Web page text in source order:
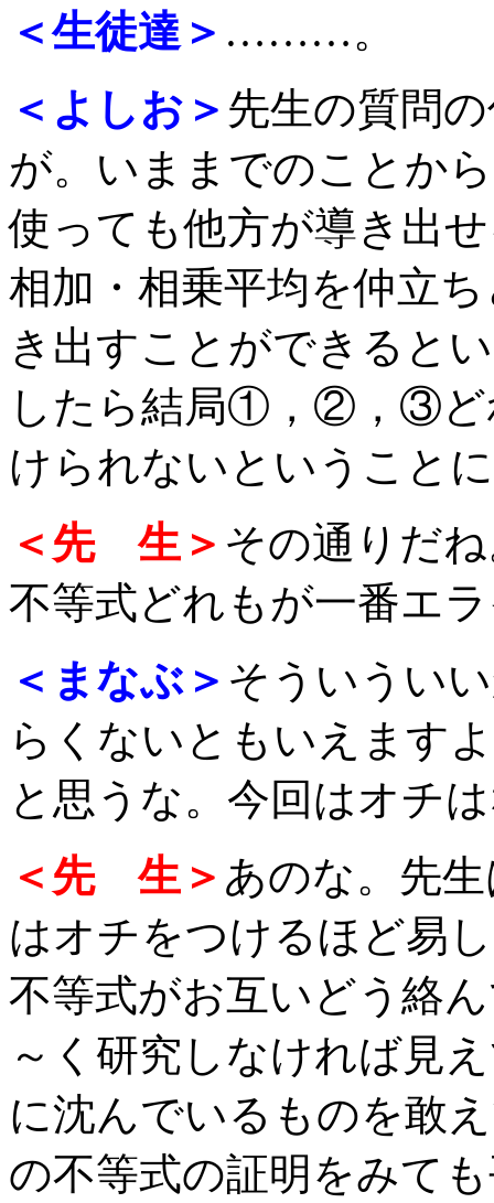
＜生徒達＞ ………。
＜よしお＞ 先生の質問
が。いままでのこと
使っても他方が導き出
相加・相乗平均を仲立
き出すことができると
したら結局①，②，③ど
けられないということ
＜先 生＞ その通りだ
不等式どれもが一番エ
＜まなぶ＞ そういうい
らくないともいえます
と思うな。今回はオチ
＜先 生＞ あのな。先
はオチをつけるほど易
不等式がお互いどう絡
～く研究しなければ見
に沈んでいるものを敢
の不等式の証明をみて